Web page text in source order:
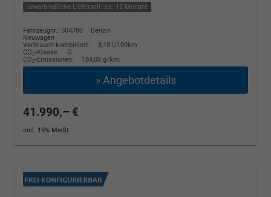
unverbindliche Lieferzeit: ca. 12 Monate
Fahrzeugnr.: 504780
Benzin
Neuwagen
Verbrauch kombiniert:
8,10 l/100km
CO2-Klasse:
G
CO2-Emissionen: 184,00 g/km
» Angebotdetails
41.990,– €
incl. 19% MwSt.